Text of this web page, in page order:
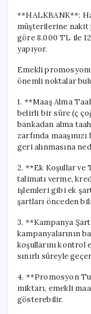
**HALKBANK**:
müşterilerine nakit
göre 8.000 TL ile
yapıyor.
Emekli
önemli noktalar
1. **Maaş Alma
belirli bir süre (ç
bankadan alma
zarfında
geri alınmasına
2. **Ek Koşullar
talimatı verme,
işlemleri gibi ek
şartları önceden
3. **Kampanya
kampanyalarının
koşullarını kontrol
sınırlı süreyle
4. **Promosyon
miktarı, emekli
gösterebilir.